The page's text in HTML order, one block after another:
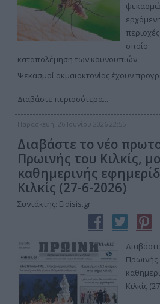
οποίο
καταπολέμηση των κουνουπιών.
Ψεκασμοί ακμαιοκτονίας έχουν
Διαβάστε περισσότερα...
Παρασκευή, 26 Ιουνίου 2026 22:55
Διαβάστε το νέο
Πρωινής του Κιλκίς,
καθημερινής
Κιλκίς (27-6-2026)
Συντάκτης: Eidisis.gr
Κιλκίς